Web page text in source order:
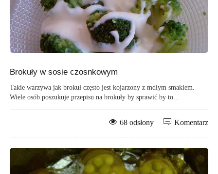
Brokuły w sosie czosnkowym
Takie warzywa jak brokuł często jest kojarzony z mdłym smakiem.
Wiele osób poszukuje przepisu na brokuły by sprawić by to...
Komentarz
68 odsłony